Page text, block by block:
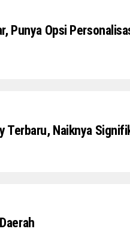
Punya Opsi
Terbaru, Naiknya